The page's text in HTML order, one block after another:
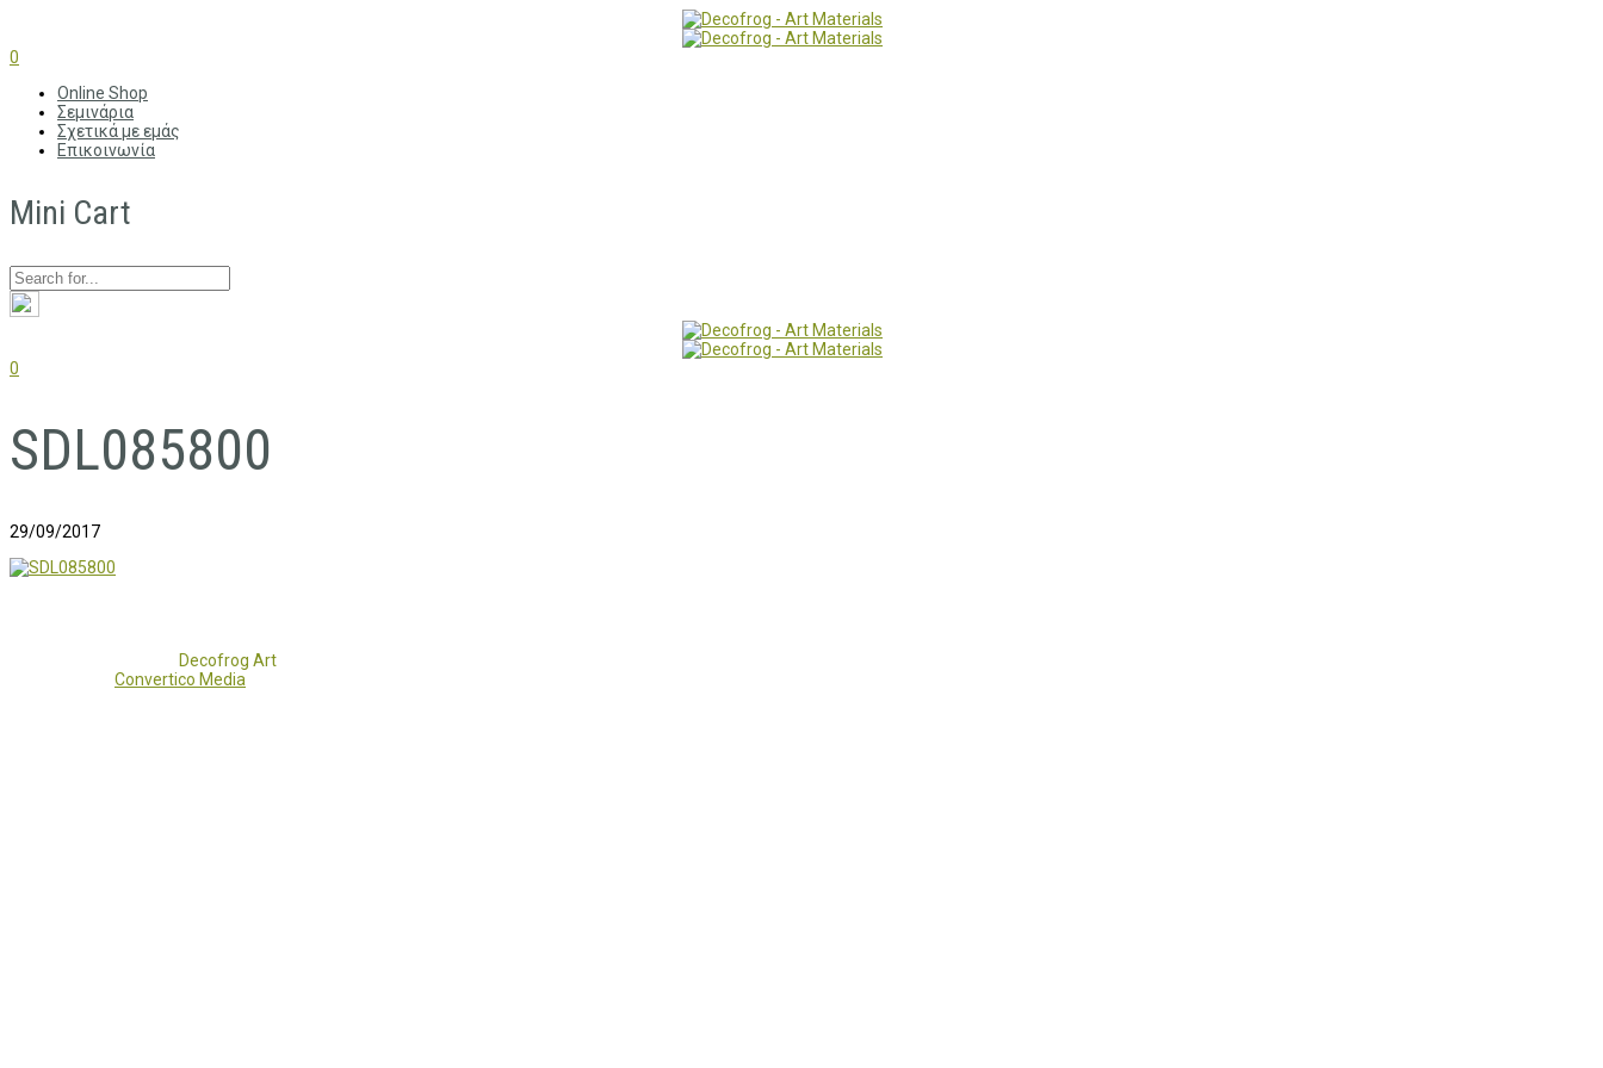
0
Online Shop
Σεμινάρια
Σχετικά με εμάς
Επικοινωνία
Mini Cart
0
SDL085800
29/09/2017
Decofrog Art
Convertico Media